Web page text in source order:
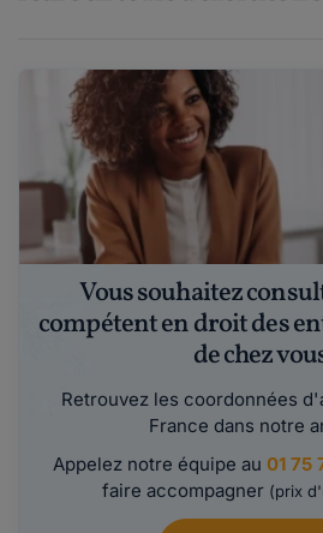
Vous souhaitez
compétent en droit des
de chez
Retrouvez les coordonnées
France dans notre
Appelez notre équipe au 01 75
faire accompagner (prix